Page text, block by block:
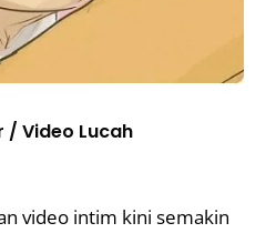
/ Video Lucah
video intim kini semakin